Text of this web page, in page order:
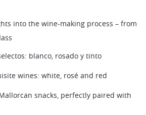
with friends or as a group, this
enjoyment, culture and
del vino
una experiencia
una bodega
into the wine-making process – from
blanco, rosado y tinto
wines: white, rosé and red
snacks, perfectly paired with